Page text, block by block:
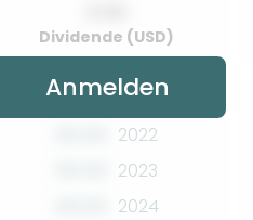
Dividende (USD)
2022
2023
2024
Anmelden